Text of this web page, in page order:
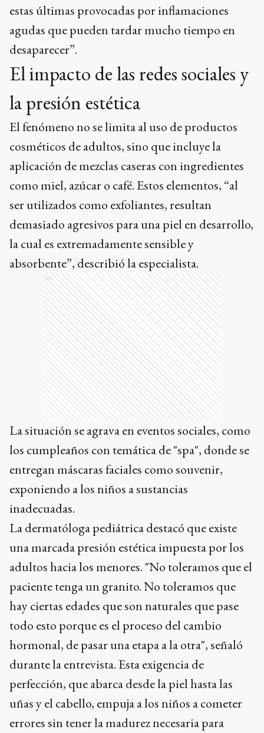
estas últimas provocadas por inflamaciones
agudas que pueden tardar mucho tiempo en
desaparecer”.
El impacto de las redes sociales y
la presión estética
El fenómeno no se limita al uso de productos
cosméticos de adultos, sino que incluye la
aplicación de mezclas caseras con ingredientes
como miel, azúcar o café. Estos elementos, “al
ser utilizados como exfoliantes, resultan
demasiado agresivos para una piel en desarrollo,
la cual es extremadamente sensible y
absorbente”, describió la especialista.
Ads
La situación se agrava en eventos sociales, como
los cumpleaños con temática de "spa", donde se
entregan máscaras faciales como souvenir,
exponiendo a los niños a sustancias
inadecuadas.
La dermatóloga pediátrica destacó que existe
una marcada presión estética impuesta por los
adultos hacia los menores. "No toleramos que el
paciente tenga un granito. No toleramos que
hay ciertas edades que son naturales que pase
todo esto porque es el proceso del cambio
hormonal, de pasar una etapa a la otra", señaló
durante la entrevista. Esta exigencia de
perfección, que abarca desde la piel hasta las
uñas y el cabello, empuja a los niños a cometer
errores sin tener la madurez necesaria para